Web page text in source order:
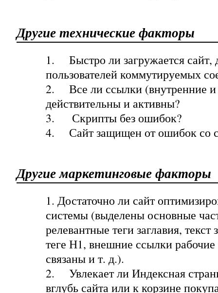
Другие технические факторы
1.
Быстро ли загружается сайт,
пользователей коммутируемых
2.
Все ли ссылки (внутренние
действительны и активны?
3.
Скрипты без ошибок?
4.
Сайт защищен от ошибок со
Другие маркетинговые факторы
1. Достаточно ли сайт
системы (выделены основные
релевантные теги заглавия, текст
теге Н1, внешние ссылки рабочие
связаны и т. д.).
2.
Увлекает ли Индексная
вглубь сайта или к корзине